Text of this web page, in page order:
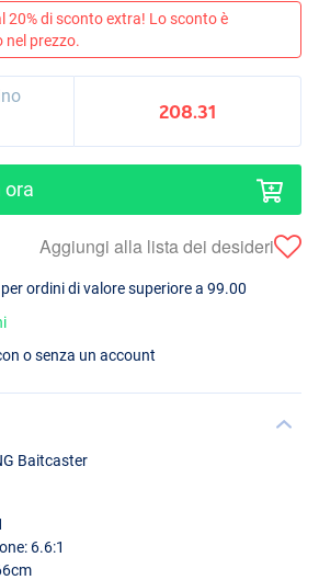
20% di sconto extra! Lo sconto è
nel prezzo.
208.31
ora
Aggiungi alla lista dei desideri
per ordini di valore superiore a 99.00
o senza un account
Baitcaster
6.6:1